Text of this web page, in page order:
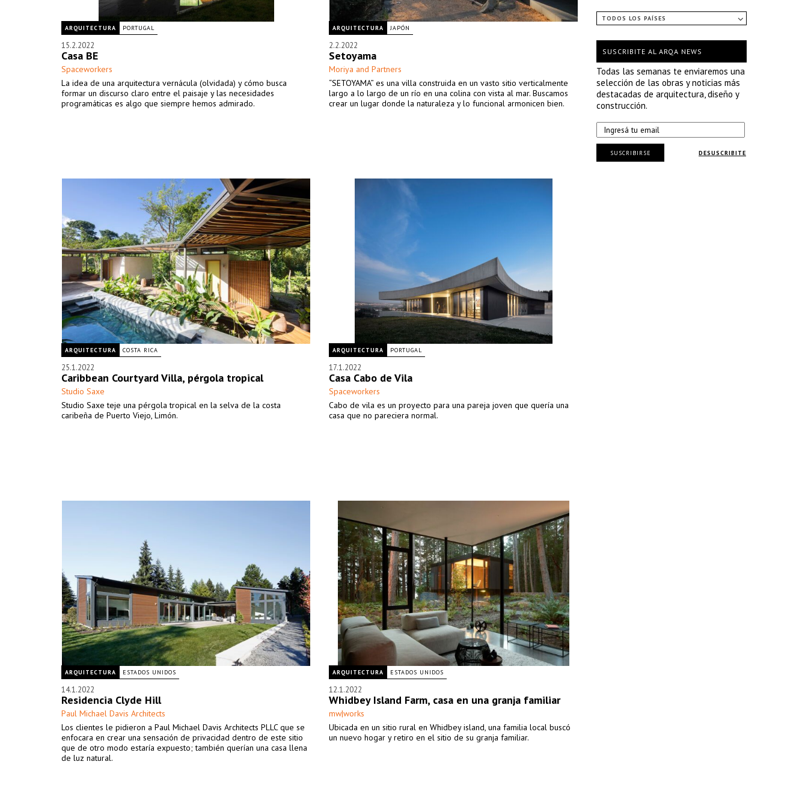
ARQUITECTURA PORTUGAL
15.2.2022
Casa BE
Spaceworkers
La idea de una arquitectura vernácula (olvidada) y cómo busca
formar un discurso claro entre el paisaje y las necesidades
programáticas es algo que siempre hemos admirado.
ARQUITECTURA JAPÓN
2.2.2022
Setoyama
Moriya and Partners
“SETOYAMA” es una villa construida en un vasto sitio verticalmente
largo a lo largo de un río en una colina con vista al mar. Buscamos
crear un lugar donde la naturaleza y lo funcional armonicen bien.
ARQUITECTURA COSTA RICA
25.1.2022
Caribbean Courtyard Villa, pérgola tropical
Studio Saxe
Studio Saxe teje una pérgola tropical en la selva de la costa
caribeña de Puerto Viejo, Limón.
ARQUITECTURA PORTUGAL
17.1.2022
Casa Cabo de Vila
Spaceworkers
Cabo de vila es un proyecto para una pareja joven que quería una
casa que no pareciera normal.
ARQUITECTURA ESTADOS UNIDOS
14.1.2022
Residencia Clyde Hill
Paul Michael Davis Architects
Los clientes le pidieron a Paul Michael Davis Architects PLLC que se
enfocara en crear una sensación de privacidad dentro de este sitio
que de otro modo estaría expuesto; también querían una casa llena
de luz natural.
ARQUITECTURA ESTADOS UNIDOS
12.1.2022
Whidbey Island Farm, casa en una granja familiar
mw|works
Ubicada en un sitio rural en Whidbey island, una familia local buscó
un nuevo hogar y retiro en el sitio de su granja familiar.
TODOS LOS PAÍSES
SUSCRIBITE AL ARQA NEWS
Todas las semanas te enviaremos una
selección de las obras y noticias más
destacadas de arquitectura, diseño y
construcción.
DESUSCRIBITE
SUSCRIBIRSE